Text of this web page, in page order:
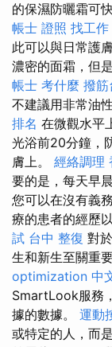
的保濕防曬霜可
帳士 證照 找工作
此可以與日常護
濃密的面霜，但
帳士 考什麼 撥筋
不建議用非常油
排名 在微觀水平
光浴前20分鐘，
膚上。 經絡調理
要的是，每天早
您可以在沒有義
療的患者的經歷
試 台中 整復 對
生和新生至關重
optimization 中
SmartLook服務
據的數據。 運動
或特定的人，而